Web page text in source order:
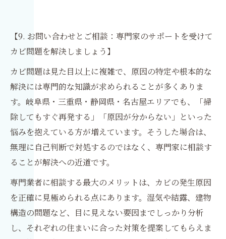
【9. お問い合わせとご相談：専門家のサポートを受けて
カビ問題を解決しましょう】
カビ問題は見た目以上に複雑で、原因の特定や根本的な
解決には専門的な知識が求められることが多くありま
す。岐阜県・三重県・静岡県・名古屋エリアでも、「掃
除してもすぐ再発する」「原因が分からない」といった
悩みを抱えている方が増えています。そうした場合は、
無理に自己判断で対処するのではなく、専門家に相談す
ることが解決への近道です。
専門業者に相談する最大のメリットは、カビの発生原因
を正確に見極められる点にあります。湿気や結露、建物
構造の問題など、目に見えない要因までしっかり分析
し、それぞれの住まいに合った対策を提案してもらえま